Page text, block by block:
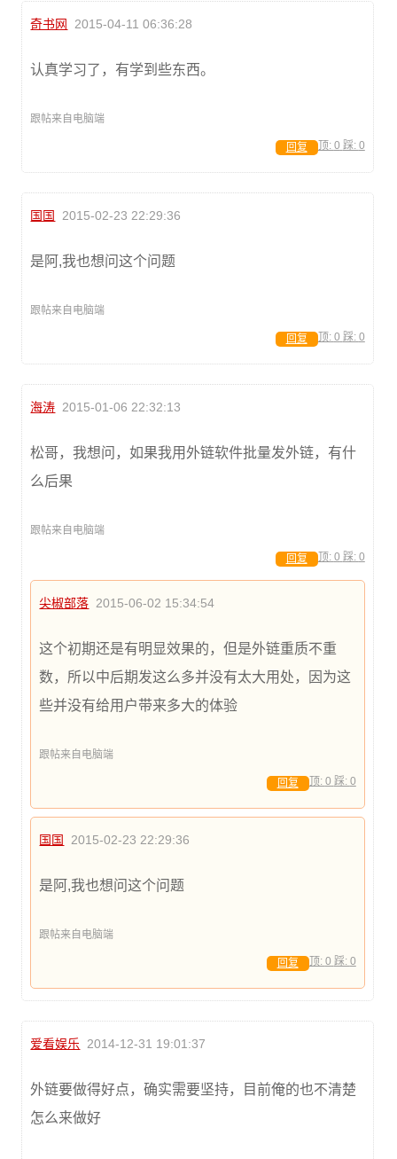
奇书网 2015-04-11 06:36:28
认真学习了，有学到些东西。
跟帖来自电脑端
顶: 0 踩: 0
回复
国国 2015-02-23 22:29:36
是阿,我也想问这个问题
跟帖来自电脑端
顶: 0 踩: 0
回复
海涛 2015-01-06 22:32:13
松哥，我想问，如果我用外链软件批量发外链，有什
么后果
跟帖来自电脑端
顶: 0 踩: 0
回复
尖椒部落 2015-06-02 15:34:54
这个初期还是有明显效果的，但是外链重质不重
数，所以中后期发这么多并没有太大用处，因为这
些并没有给用户带来多大的体验
跟帖来自电脑端
顶: 0 踩: 0
回复
国国 2015-02-23 22:29:36
是阿,我也想问这个问题
跟帖来自电脑端
顶: 0 踩: 0
回复
爱看娱乐 2014-12-31 19:01:37
外链要做得好点，确实需要坚持，目前俺的也不清楚
怎么来做好